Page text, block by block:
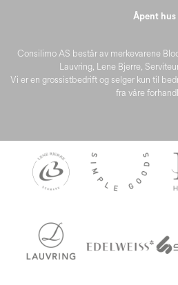
Consilimo AS består av merkevarene
Lauvring, Lene Bjerre,
Vi er en grossistbedrift og selger kun til
fra våre
Åpent hus